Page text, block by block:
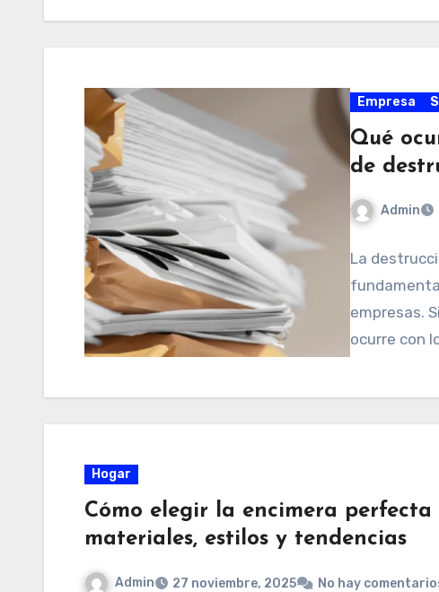
Empresa
Qué
de
Admin
La
empresas.
ocurre con
Hogar
Cómo elegir la encimera
materiales, estilos y tendencias
Admin 27 noviembre, 2025 No hay